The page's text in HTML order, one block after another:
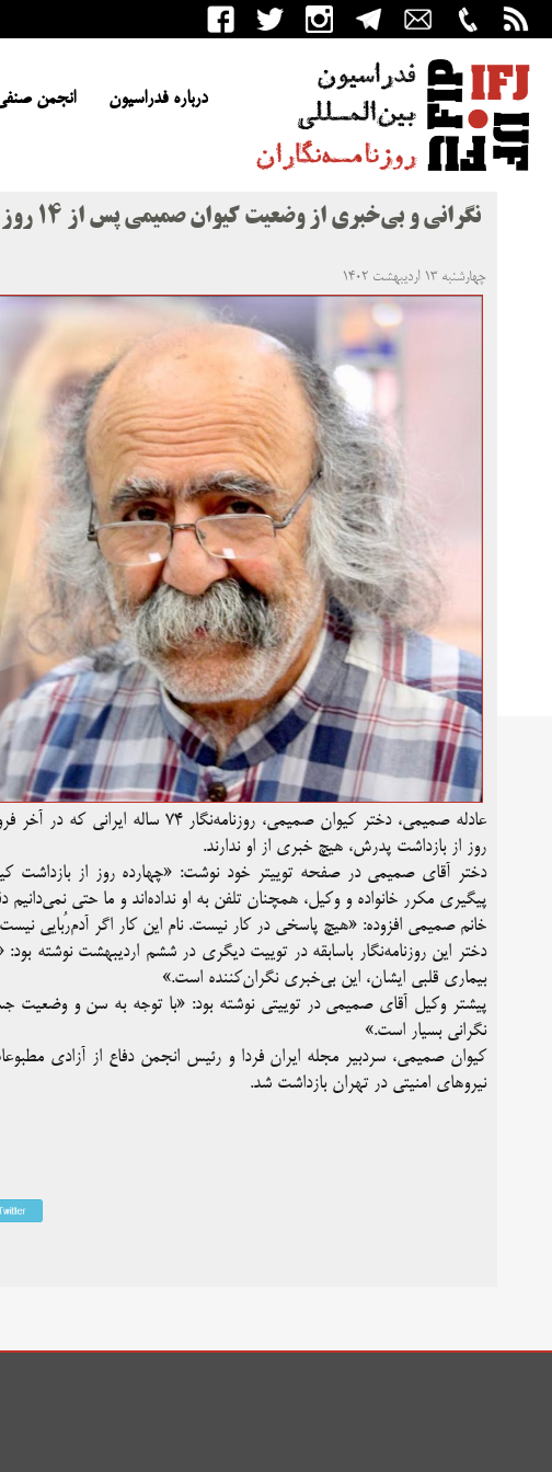
درباره فدراسیون انجمن صنفی
نگرانی و بی‌خبری از وضعیت کیوان صمیمی پس از ۱۴ روز بازداشت
چهارشنبه ۱۳ اردیبهشت ۱۴۰۲
روز از بازداشت پدرش، هیچ خبری از او ندارند.
دختر آقای صمیمی در صفحه توییتر خود نوشت: «چهارده روز از بازداشت
پیگیری مکرر خانواده و وکیل، همچنان تلفن به او نداده‌اند و ما حتی
خانم صمیمی افزوده: «هیچ پاسخی در کار نیست. نام این کار اگر آدم‌رُبایی
دختر این روزنامه‌نگار باسابقه در توییت دیگری در ششم اردیبهشت نوشته
بیماری‌ قلبی ایشان، این بی‌خبری نگران‌کننده است.»
پیشتر وکیل آقای صمیمی در توییتی نوشته بود: «با توجه به سن و وضعیت
نگرانی بسیار است.»
نیروهای امنیتی در تهران بازداشت شد.